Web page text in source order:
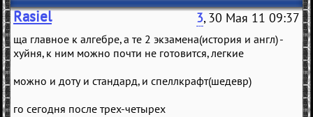
Rasiel 3, 30 Мая 11 09:37
ща главное к алгебре, а те 2 экзамена(история и англ) -
хуйня, к ним можно почти не готовится, легкие
можно и доту и стандард, и спеллкрафт(шедевр)
го сегодня после трех-четырех